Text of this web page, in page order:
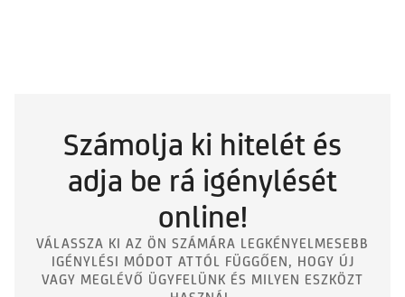
Számolja ki hitelét és
adja be rá igénylését
online!
VÁLASSZA KI AZ ÖN SZÁMÁRA LEGKÉNYELMESEBB
IGÉNYLÉSI MÓDOT ATTÓL FÜGGŐEN, HOGY ÚJ
VAGY MEGLÉVŐ ÜGYFELÜNK ÉS MILYEN ESZKÖZT